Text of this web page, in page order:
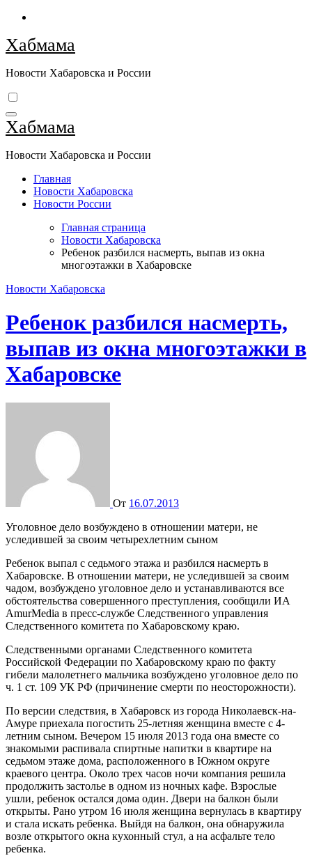
Перейти
содержимому
Хабмама
Новости Хабаровска и России
Хабмама
Новости Хабаровска и России
Главная
Новости Хабаровска
Новости России
Главная страница
Новости Хабаровска
Ребенок разбился насмерть, выпав из окна
многоэтажки в Хабаровске
Новости Хабаровска
Ребенок разбился насмерть,
выпав из окна многоэтажки в
Хабаровске
От 16.07.2013
Уголовное дело возбуждено в отношении матери, не
уследившей за своим четырехлетним сыном
Ребенок выпал с седьмого этажа и разбился насмерть в
Хабаровске. В отношении матери, не уследившей за своим
чадом, возбуждено уголовное дело и устанавливаются все
обстоятельства совершенного преступления, сообщили ИА
AmurMedia в пресс-службе Следственного управления
Следственного комитета по Хабаровскому краю.
Следственными органами Следственного комитета
Российской Федерации по Хабаровскому краю по факту
гибели малолетнего мальчика возбуждено уголовное дело по
ч. 1 ст. 109 УК РФ (причинение смерти по неосторожности).
По версии следствия, в Хабаровск из города Николаевск-на-
Амуре приехала погостить 25-летняя женщина вместе с 4-
летним сыном. Вечером 15 июля 2013 года она вместе со
знакомыми распивала спиртные напитки в квартире на
седьмом этаже дома, расположенного в Южном округе
краевого центра. Около трех часов ночи компания решила
продолжить застолье в одном из ночных кафе. Взрослые
ушли, ребенок остался дома один. Двери на балкон были
открыты. Рано утром 16 июля женщина вернулась в квартиру
и стала искать ребенка. Выйдя на балкон, она обнаружила
возле открытого окна кухонный стул, а на асфальте тело
ребенка.